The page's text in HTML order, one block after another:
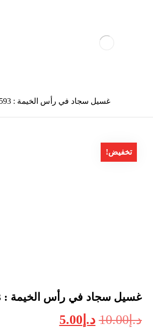
غسيل سجاد في رأس الخيمة : 0523659593
تخفيض!
غسيل سجاد في رأس الخيمة : 0523659593
د.إ10.00 د.إ 5.00